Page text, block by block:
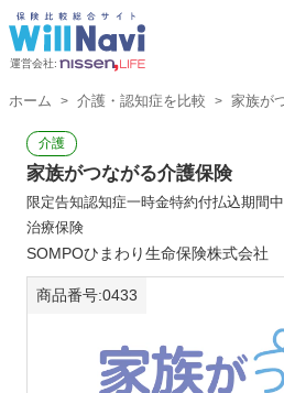
運営会社:
ホーム 介護・認知症を比較 家族が
商品番号:0433
介護
家族がつながる介護保険
限定告知認知症一時金特約付払込期間
治療保険
SOMPOひまわり生命保険株式会社